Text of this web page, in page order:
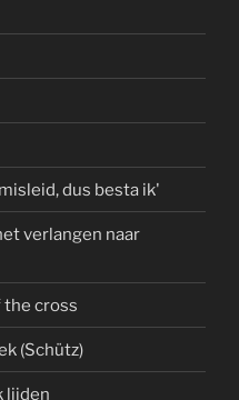
dus besta ik'
verlangen naar
the cross
(Schütz)
lijden